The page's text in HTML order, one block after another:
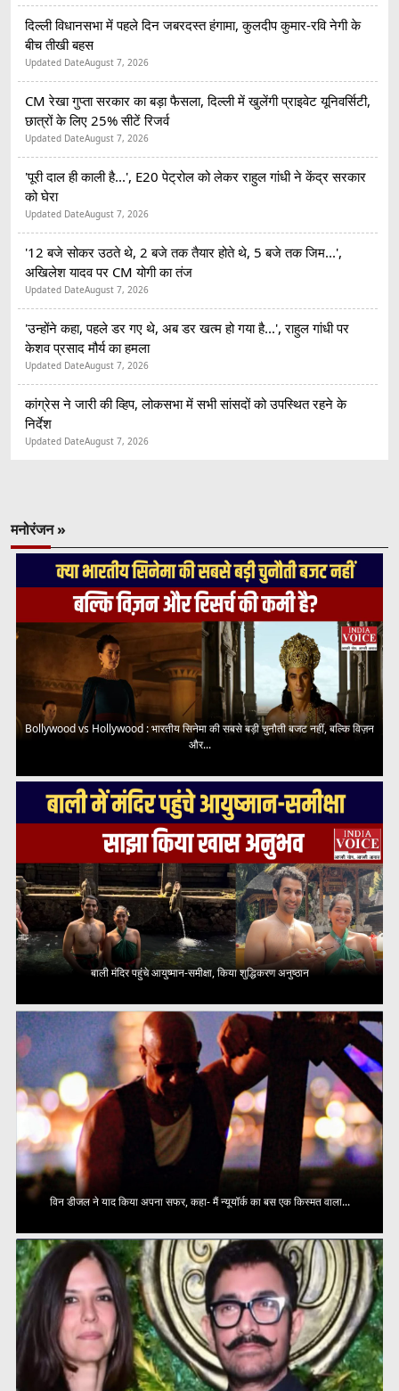
दिल्ली विधानसभा में पहले दिन जबरदस्त हंगामा, कुलदीप कुमार-रवि नेगी के
बीच तीखी बहस
Updated DateAugust 7, 2026
CM रेखा गुप्ता सरकार का बड़ा फैसला, दिल्ली में खुलेंगी प्राइवेट यूनिवर्सिटी,
छात्रों के लिए 25% सीटें रिजर्व
Updated DateAugust 7, 2026
'पूरी दाल ही काली है...', E20 पेट्रोल को लेकर राहुल गांधी ने केंद्र सरकार
को घेरा
Updated DateAugust 7, 2026
'12 बजे सोकर उठते थे, 2 बजे तक तैयार होते थे, 5 बजे तक जिम...',
अखिलेश यादव पर CM योगी का तंज
Updated DateAugust 7, 2026
'उन्होंने कहा, पहले डर गए थे, अब डर खत्म हो गया है...', राहुल गांधी पर
केशव प्रसाद मौर्य का हमला
Updated DateAugust 7, 2026
कांग्रेस ने जारी की व्हिप, लोकसभा में सभी सांसदों को उपस्थित रहने के
निर्देश
Updated DateAugust 7, 2026
मनोरंजन »
Bollywood vs Hollywood : भारतीय सिनेमा की सबसे बड़ी चुनौती बजट नहीं, बल्कि विज़न
और...
बाली मंदिर पहुंचे आयुष्मान-समीक्षा, किया शुद्धिकरण अनुष्ठान
विन डीजल ने याद किया अपना सफर, कहा- मैं न्यूयॉर्क का बस एक किस्मत वाला...